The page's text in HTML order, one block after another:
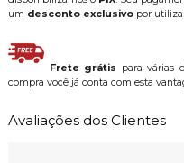
um desconto exclusivopor
Frete grátis para várias
compra você já conta com esta
Avaliações dos Clientes